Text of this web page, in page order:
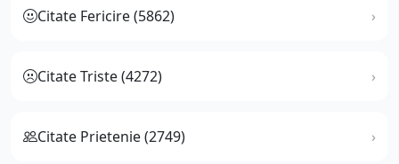
Citate Fericire (5862)
Citate Triste (4272)
Citate Prietenie (2749)